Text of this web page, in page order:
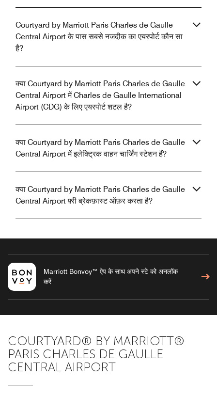
Courtyard by Marriott Paris Charles de Gaulle
Central Airport के पास सबसे नजदीक का एयरपोर्ट कौन सा
है?
क्या Courtyard by Marriott Paris Charles de Gaulle
Central Airport में Charles de Gaulle International
Airport (CDG) के लिए एयरपोर्ट शटल है?
क्या Courtyard by Marriott Paris Charles de Gaulle
Central Airport में इलेक्ट्रिक वाहन चार्जिंग स्टेशन हैं?
क्या Courtyard by Marriott Paris Charles de Gaulle
Central Airport फ़्री ब्रेकफ़ास्ट ऑफ़र करता है?
Marriott Bonvoy™ ऐप के साथ अपने स्टे को अनलॉक
करें
COURTYARD® BY MARRIOTT®
PARIS CHARLES DE GAULLE
CENTRAL AIRPORT